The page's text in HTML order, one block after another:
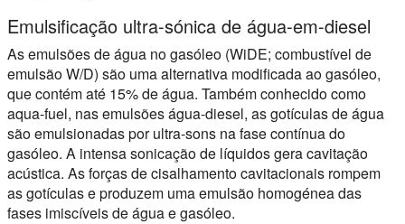
Emulsificação ultra-sónica de água-em-diesel
As emulsões de água no gasóleo (WiDE; combustível de
emulsão W/D) são uma alternativa modificada ao gasóleo,
que contém até 15% de água. Também conhecido como
aqua-fuel, nas emulsões água-diesel, as gotículas de água
são emulsionadas por ultra-sons na fase contínua do
gasóleo. A intensa sonicação de líquidos gera cavitação
acústica. As forças de cisalhamento cavitacionais rompem
as gotículas e produzem uma emulsão homogénea das
fases imiscíveis de água e gasóleo.